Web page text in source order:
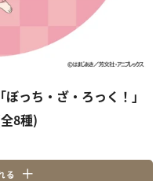
っち・ざ・ろっく！」
8種)
る